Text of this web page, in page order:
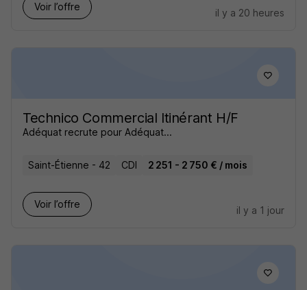
Voir l’offre
il y a 20 heures
Technico Commercial Itinérant H/F
Adéquat recrute pour Adéquat...
Saint-Étienne - 42 CDI 2 251 - 2 750 € / mois
Voir l’offre
il y a 1 jour